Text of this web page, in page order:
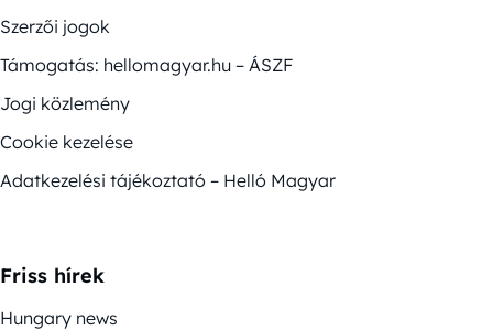
Szerzői jogok
Támogatás: hellomagyar.hu – ÁSZF
Jogi közlemény
Cookie kezelése
Adatkezelési tájékoztató – Helló Magyar
Friss hírek
Hungary news